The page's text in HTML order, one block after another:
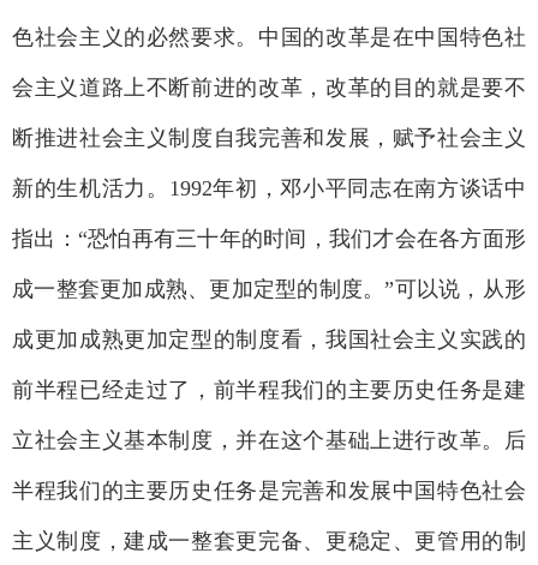
色社会主义的必然要求。中国的改革是在中国特色社
会主义道路上不断前进的改革，改革的目的就是要不
断推进社会主义制度自我完善和发展，赋予社会主义
新的生机活力。1992年初，邓小平同志在南方谈话中
指出：“恐怕再有三十年的时间，我们才会在各方面形
成一整套更加成熟、更加定型的制度。”可以说，从形
成更加成熟更加定型的制度看，我国社会主义实践的
前半程已经走过了，前半程我们的主要历史任务是建
立社会主义基本制度，并在这个基础上进行改革。后
半程我们的主要历史任务是完善和发展中国特色社会
主义制度，建成一整套更完备、更稳定、更管用的制